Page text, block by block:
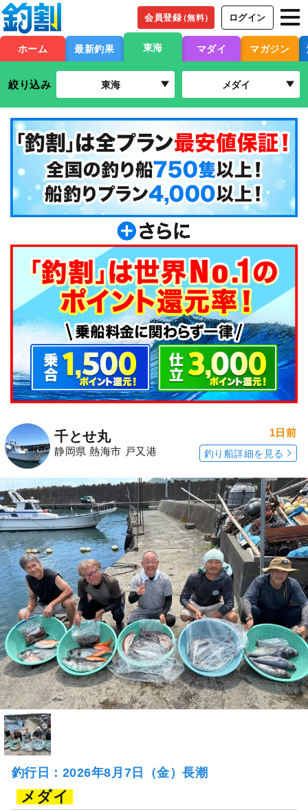
会員登録（無料） ログイン
ホーム 最新釣果 東海 マダイ マガジン
絞り込み 東海 メダイ
千とせ丸
静岡県 熱海市 戸又港
1日前
釣り船詳細を見る
釣行日：2026年8月7日（金）長潮
メダイ